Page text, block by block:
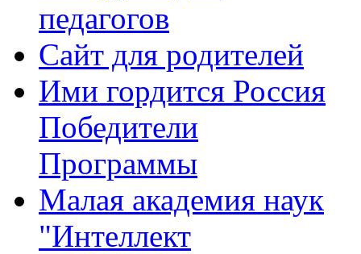
педагогов
Сайт для родителей
Ими гордится Россия
Победители
Программы
Малая академия наук
"Интеллект